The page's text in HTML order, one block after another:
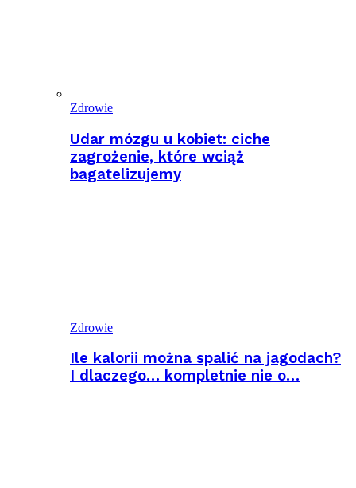
Zdrowie
Udar mózgu u kobiet: ciche
zagrożenie, które wciąż
bagatelizujemy
Zdrowie
Ile kalorii można spalić na jagodach?
I dlaczego… kompletnie nie o…